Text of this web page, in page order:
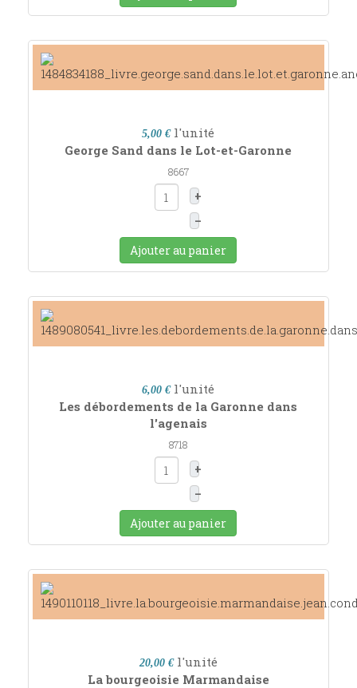
5,00 € l'unité
George Sand dans le Lot-et-Garonne
8667
+
–
Ajouter au panier
6,00 € l'unité
Les débordements de la Garonne dans
l'agenais
8718
+
–
Ajouter au panier
20,00 € l'unité
La bourgeoisie Marmandaise